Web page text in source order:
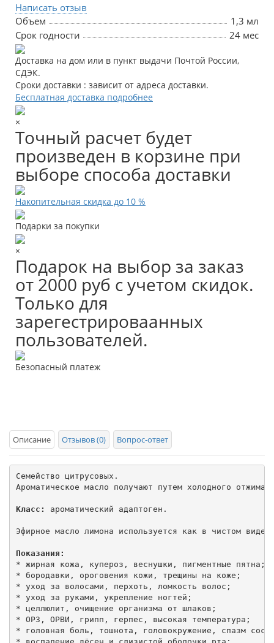
Написать отзыв
Объем
1,3 мл
Срок годности
24 мес
Доставка на дом или в пункт выдачи Почтой России,
СДЭК.
Сроки доставки : зависит от адреса доставки.
Бесплатная доставка подробнее
×
Точный расчет будет
произведен в корзине при
выборе способа доставки
Накопительная скидка до 10 %
Подарки за покупки
×
Подарок на выбор за заказ
от 2000 руб с учетом скидок.
Только для
зарегестрироваанных
пользователей.
Безопасный платеж
Описание Отзывов (0) Вопрос-ответ
Семейство цитрусовых.
Ароматическое масло получают путем холодного
Класс: ароматический адаптоген.
Эфирное масло лимона используется как в чистом
Показания:
* жирная кожа, купероз, веснушки, пигментные пятна;
* бородавки, ороговения кожи, трещины на коже;
* уход за волосами, перхоть, ломкость волос;
* уход за руками, укрепление ногтей;
* целлюлит, очищение организма от шлаков;
* ОРЗ, ОРВИ, грипп, герпес, высокая температура;
* головная боль, тошнота, головокружение, спазм